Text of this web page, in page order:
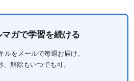
ガで学習を続ける
ルをメールで毎週お届け。
解除もいつでも可。